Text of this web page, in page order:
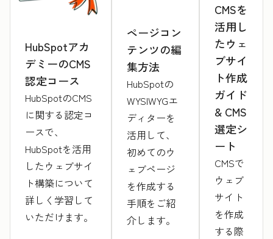
HubSpotアカ
デミーのCMS
認定コース
HubSpotのCMS
に関する認定コ
ースで、
HubSpotを活用
したウェブサイ
ト構築について
詳しく学習して
いただけます。
ページコン
テンツの編
集方法
HubSpotの
WYSIWYGエ
ディターを
活用して、
初めてのウ
ェブページ
を作成する
手順をご紹
介します。
CMSを
活用し
たウェ
ブサイ
ト作成
ガイド
& CMS
選定シ
ート
CMSで
ウェブ
サイト
を作成
する際